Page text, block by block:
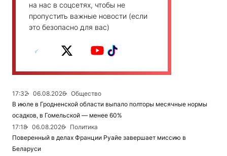
на нас в соцсетях, чтобы не
пропустить важные новости (если
это безопасно для вас)
17:32 06.08.2026
Общество
В июле в Гродненской области выпало полторы месячные нормы
осадков, в Гомельской — менее 60%
17:18
06.08.2026
Политика
Поверенный в делах Франции Руайе завершает миссию в
Беларуси